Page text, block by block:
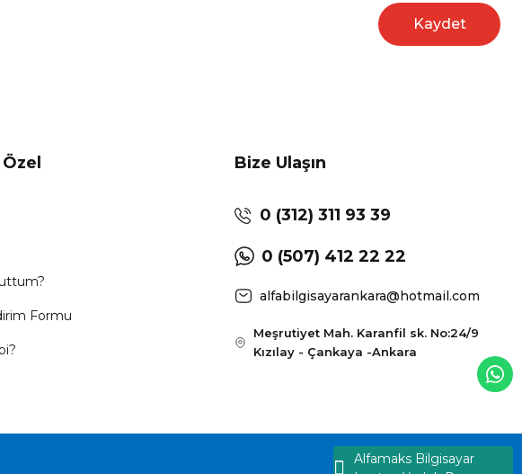
Alfamaks Bilgisayar
Kaydet
Formu
Bize Ulaşın
0 (312) 311 93 39
0 (507) 412 22 22
alfabilgisayarankara@hotmail.com
Meşrutiyet Mah. Karanfil sk. No:24/9
Kızılay - Çankaya -Ankara